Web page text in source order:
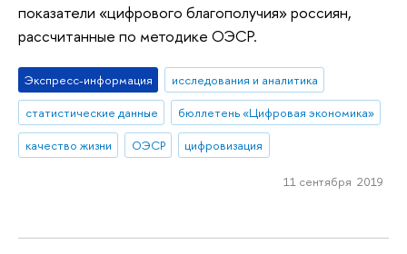
показатели «цифрового благополучия» россиян,
рассчитанные по методике ОЭСР.
Экспресс-информация
исследования и аналитика
статистические данные
бюллетень «Цифровая экономика»
качество жизни
ОЭСР цифровизация
11 сентября 2019